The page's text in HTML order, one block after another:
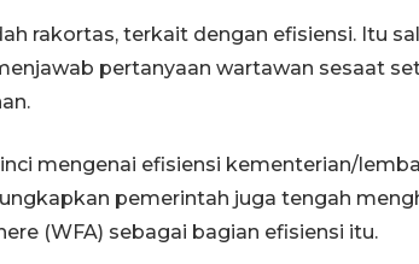
rakortas, terkait dengan efisiensi. Itu
pertanyaan wartawan sesaat
mengenai efisiensi kementerian/
pemerintah juga tengah
(WFA) sebagai bagian efisiensi itu.